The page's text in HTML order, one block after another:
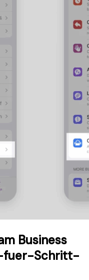
Business
fuer-Schritt-